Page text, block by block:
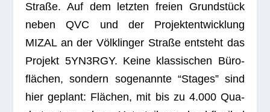
Straße. Auf dem letz­ten freien Grund­stück
neben QVC und der Pro­jekt­ent­wick­lung
MIZAL an der Völk­lin­ger Straße ent­steht das
Pro­jekt 5YN3RGY. Keine klas­si­schen Büro­
flä­chen, son­dern soge­nannte “Stages” sind
hier geplant: Flä­chen, mit bis zu 4.000 Qua­